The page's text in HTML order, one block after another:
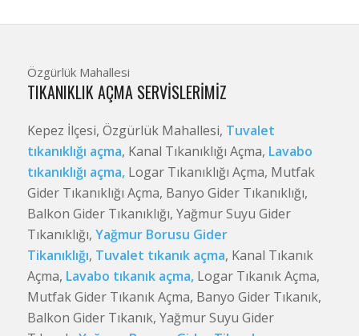
Özgürlük Mahallesi
TIKANIKLIK AÇMA SERVISLERIMIZ
Kepez İlçesi, Özgürlük Mahallesi, Tuvalet
tıkanıklığı açma, Kanal Tıkanıklığı Açma, Lavabo
tıkanıklığı açma, Logar Tıkanıklığı Açma, Mutfak
Gider Tıkanıklığı Açma, Banyo Gider Tıkanıklığı,
Balkon Gider Tıkanıklığı, Yağmur Suyu Gider
Tıkanıklığı, Yağmur Borusu Gider
Tikanıklığı, Tuvalet tıkanık açma, Kanal Tıkanık
Açma, Lavabo tıkanık açma, Logar Tıkanık Açma,
Mutfak Gider Tıkanık Açma, Banyo Gider Tıkanık,
Balkon Gider Tıkanık, Yağmur Suyu Gider